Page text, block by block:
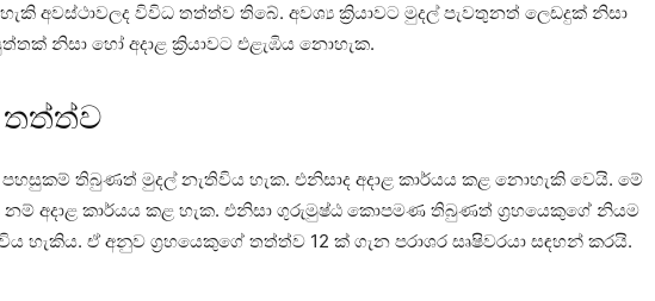
අවස්‌ථාවලද විවිධ තත්ත්ව තිබේ. අවශ්‍ය ක්‍රියාවට මුදල් පැවතුනත් ලෙඩදුක්‌ නිසා
නිසා හෝ අදාළ ක්‍රියාවට එළැඹිය නොහැක.
තත්ත්ව
තිබුණත් මුදල් නැතිවිය හැක. එනිසාද අදාළ කාර්යය කළ නොහැකි වෙයි. මේ
අදාළ කාර්යය කළ හැක. එනිසා ගුරුමුෂ්ඨ කොපමණ තිබුණත් ග්‍රහයෙකුගේ නියම
හැකිය. ඒ අනුව ග්‍රහයෙකුගේ තත්ත්ව 12 ක්‌ ගැන පරාශර සෘෂිවරයා සඳහන් කරයි.